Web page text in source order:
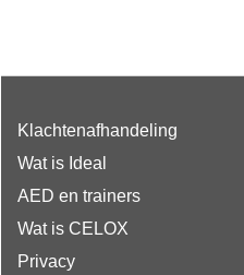
Klachtenafhandeling
Wat is Ideal
AED en trainers
Wat is CELOX
Privacy